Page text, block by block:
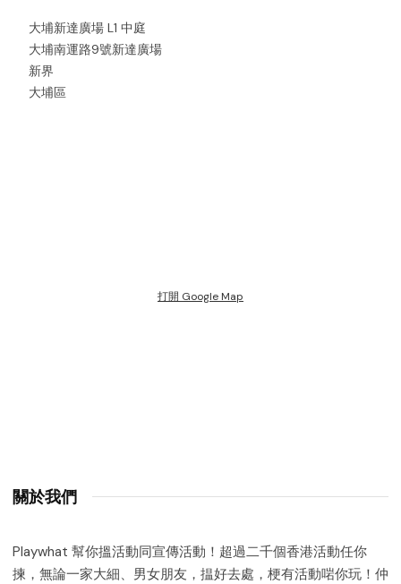
大埔新達廣場 L1 中庭
大埔南運路9號新達廣場
新界
大埔區
打開 Google Map
關於我們
Playwhat 幫你搵活動同宣傳活動！超過二千個香港活動任你
揀，無論一家大細、男女朋友，揾好去處，梗有活動啱你玩！仲